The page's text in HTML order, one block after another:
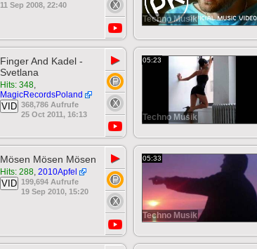
11 Sep 2008, 22:40
Techno Musik
Finger And Kadel -
Svetlana
Hits: 348,
MagicRecordsPoland
VID 368,786 Aufrufe
25 Oct 2011, 16:13
▶ 05:23
Techno Musik
Mösen Mösen Mösen
Hits: 288, 2010Apfel
VID 199,694 Aufrufe
19 Sep 2010, 15:20
▶ 05:33
Techno Musik